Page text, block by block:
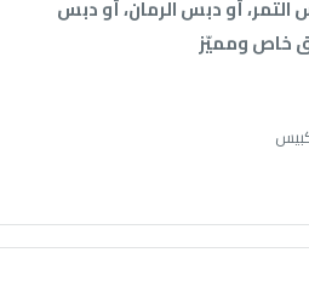
أو دبس الرمان، أو دبس
خاص ومميّز